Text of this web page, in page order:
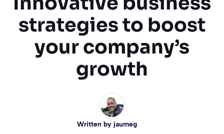
strategies to boost
your company’s
growth
Written by jaumeg